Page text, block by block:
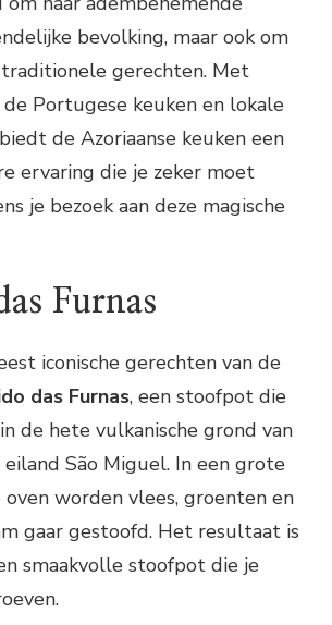
bevolking, maar ook om
gerechten. Met
Portugese keuken en lokale
de Azoriaanse keuken een
ervaring die je zeker moet
je bezoek aan deze magische
Furnas
iconische gerechten van de
das Furnas, een stoofpot die
de hete vulkanische grond van
São Miguel. In een grote
worden vlees, groenten en
gaar gestoofd. Het resultaat is
smaakvolle stoofpot die je